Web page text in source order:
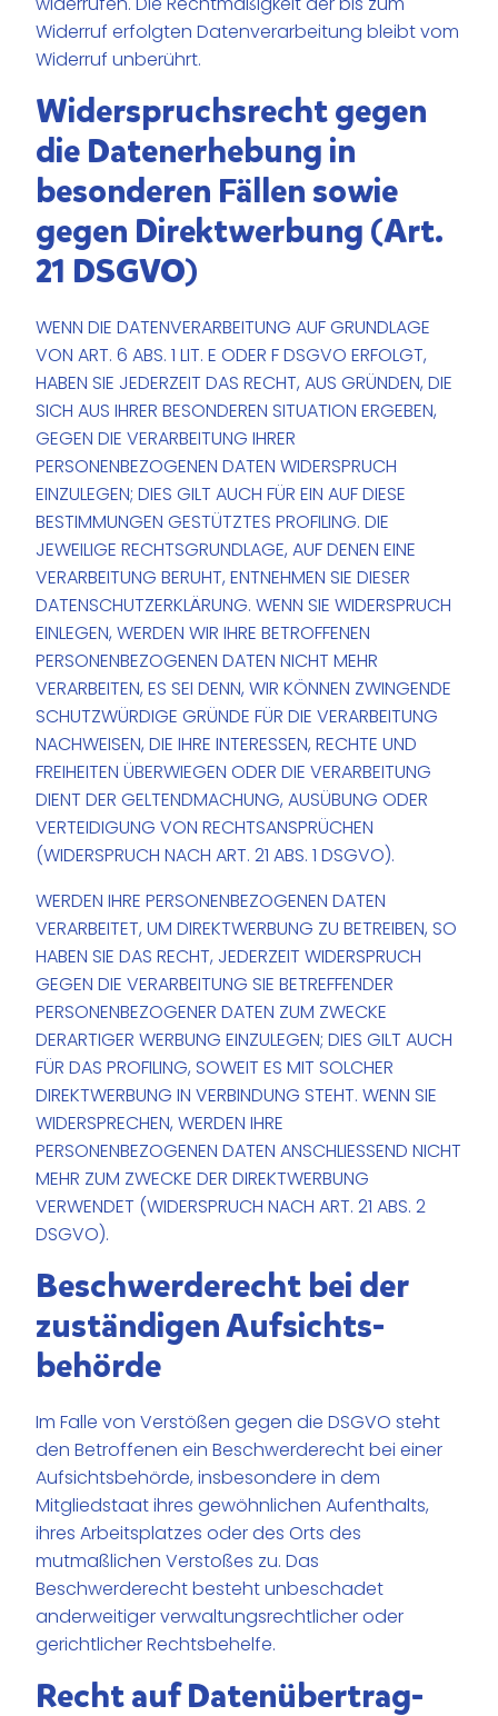
Widerruf erfolgten Datenverarbeitung bleibt vom
Widerruf unberührt.
Widerspruchsrecht gegen
die Datenerhebung in
besonderen Fällen sowie
gegen Direktwerbung (Art.
21 DSGVO)
WENN DIE DATENVERARBEITUNG AUF GRUNDLAGE
VON ART. 6 ABS. 1 LIT. E ODER F DSGVO ERFOLGT,
HABEN SIE JEDERZEIT DAS RECHT, AUS GRÜNDEN, DIE
SICH AUS IHRER BESONDEREN SITUATION ERGEBEN,
GEGEN DIE VERARBEITUNG IHRER
PERSONENBEZOGENEN DATEN WIDERSPRUCH
EINZULEGEN; DIES GILT AUCH FÜR EIN AUF DIESE
BESTIMMUNGEN GESTÜTZTES PROFILING. DIE
JEWEILIGE RECHTSGRUNDLAGE, AUF DENEN EINE
VERARBEITUNG BERUHT, ENTNEHMEN SIE DIESER
DATENSCHUTZERKLÄRUNG. WENN SIE WIDERSPRUCH
EINLEGEN, WERDEN WIR IHRE BETROFFENEN
PERSONENBEZOGENEN DATEN NICHT MEHR
VERARBEITEN, ES SEI DENN, WIR KÖNNEN ZWINGENDE
SCHUTZWÜRDIGE GRÜNDE FÜR DIE VERARBEITUNG
NACHWEISEN, DIE IHRE INTERESSEN, RECHTE UND
FREIHEITEN ÜBERWIEGEN ODER DIE VERARBEITUNG
DIENT DER GELTENDMACHUNG, AUSÜBUNG ODER
VERTEIDIGUNG VON RECHTSANSPRÜCHEN
(WIDERSPRUCH NACH ART. 21 ABS. 1 DSGVO).
WERDEN IHRE PERSONENBEZOGENEN DATEN
VERARBEITET, UM DIREKTWERBUNG ZU BETREIBEN, SO
HABEN SIE DAS RECHT, JEDERZEIT WIDERSPRUCH
GEGEN DIE VERARBEITUNG SIE BETREFFENDER
PERSONENBEZOGENER DATEN ZUM ZWECKE
DERARTIGER WERBUNG EINZULEGEN; DIES GILT AUCH
FÜR DAS PROFILING, SOWEIT ES MIT SOLCHER
DIREKTWERBUNG IN VERBINDUNG STEHT. WENN SIE
WIDERSPRECHEN, WERDEN IHRE
PERSONENBEZOGENEN DATEN ANSCHLIESSEND NICHT
MEHR ZUM ZWECKE DER DIREKTWERBUNG
VERWENDET (WIDERSPRUCH NACH ART. 21 ABS. 2
DSGVO).
Beschwerde­recht bei der
zuständigen Aufsichts­
behörde
Im Falle von Verstößen gegen die DSGVO steht
den Betroffenen ein Beschwerderecht bei einer
Aufsichtsbehörde, insbesondere in dem
Mitgliedstaat ihres gewöhnlichen Aufenthalts,
ihres Arbeitsplatzes oder des Orts des
mutmaßlichen Verstoßes zu. Das
Beschwerderecht besteht unbeschadet
anderweitiger verwaltungsrechtlicher oder
gerichtlicher Rechtsbehelfe.
Recht auf Daten­übertrag­